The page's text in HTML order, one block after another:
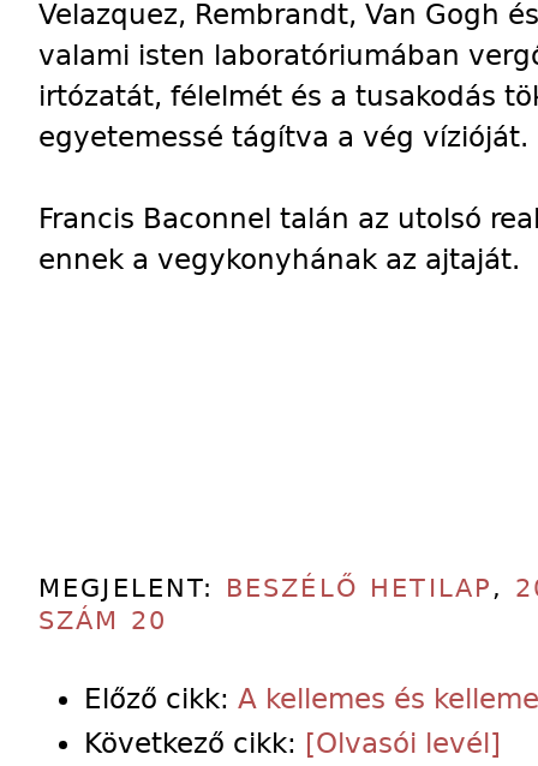
Velazquez, Rembrandt, Van Gogh
valami isten laboratóriumában
irtózatát, félelmét és a tusakodás
egyetemessé tágítva a vég vízióját.
Francis Baconnel talán az utolsó
ennek a vegykonyhának az ajtaját.
MEGJELENT: BESZÉLŐ HETILAP ,
SZÁM 20
Előző cikk: A kellemes és
Következő cikk: [Olvasói levél]